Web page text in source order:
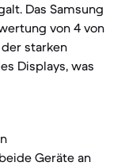
Das Samsung
von 4 von
starken
Displays, was
Geräte an